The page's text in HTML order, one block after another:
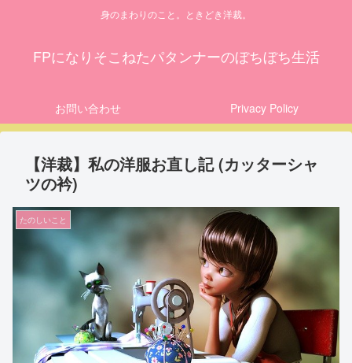
身のまわりのこと。ときどき洋裁。
FPになりそこねたパタンナーのぼちぼち生活
お問い合わせ Privacy Policy
【洋裁】私の洋服お直し記 (カッターシャ
ツの衿)
たのしいこと